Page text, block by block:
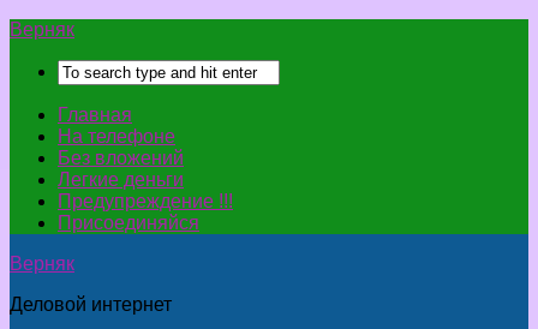
Верняк
Главная
На телефоне
Без вложений
Легкие деньги
Предупреждение !!!
Присоединяйся
Верняк
Деловой интернет